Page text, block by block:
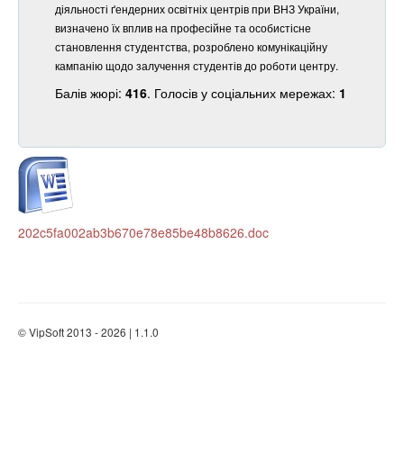
діяльності ґендерних освітніх центрів при ВНЗ України,
визначено їх вплив на професійне та особистісне
становлення студентства, розроблено комунікаційну
кампанію щодо залучення студентів до роботи центру.
Балів жюрі: 416. Голосів у соціальних мережах: 1
202c5fa002ab3b670e78e85be48b8626.doc
© VipSoft 2013 - 2026 | 1.1.0